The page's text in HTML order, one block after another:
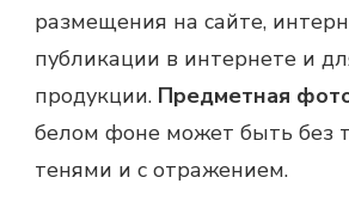
размещения на сайте,
публикации в интернете и
продукции. Предметная
белом фоне может быть без
тенями и с отражением.